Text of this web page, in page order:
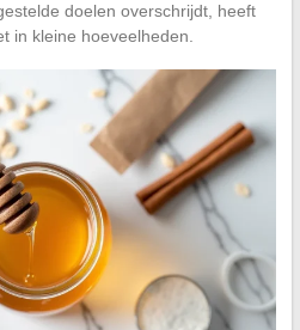
doelen overschrijdt, heeft
in kleine hoeveelheden.